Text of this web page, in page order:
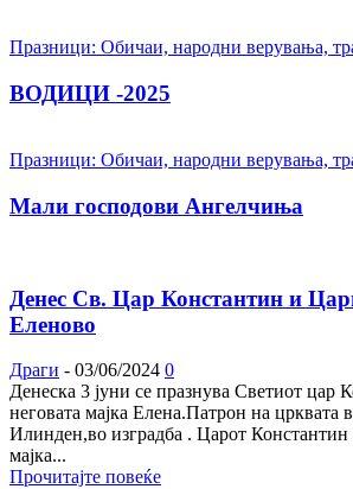
Празници: Обичаи, народни верувања,
ВОДИЦИ -2025
Празници: Обичаи, народни верувања,
Мали господови Ангелчиња
Денес Св. Цар Константин и
Еленово
Драги - 03/06/2024 0
Денеска 3 јуни се празнува Светиот цар
неговата мајка Елена.Патрон на црквата
Илинден,во изградба . Царот Константин
мајка...
Прочитајте повеќе